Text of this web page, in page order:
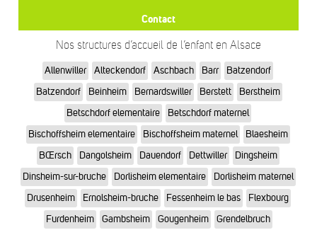
Contact
Nos structures d’accueil de l’enfant en Alsace
Allenwiller Alteckendorf Aschbach Barr
Batzendorf
Batzendorf
Beinheim Bernardswiller Berstett
Berstheim
Betschdorf elementaire
Betschdorf maternel
Bischoffsheim elementaire
Bischoffsheim maternel
Blaesheim
BŒrsch
Dangolsheim Dauendorf Dettwiller
Dingsheim
Dinsheim-sur-bruche
Dorlisheim elementaire
Dorlisheim maternel
Drusenheim
Ernolsheim-bruche Fessenheim le bas
Flexbourg
Furdenheim
Gambsheim Gougenheim
Grendelbruch